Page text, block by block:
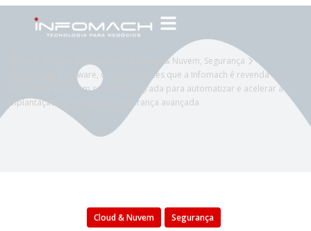
Cloud & Nuvem, Segurança
Intel Security e VMware, dois fabricantes que a Infomach é revenda
autorizada anunciam solução integrada para automatizar e acelerar a
implantação de serviços de segurança avançada
Cloud & Nuvem Segurança